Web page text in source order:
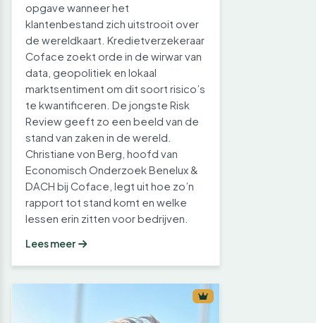
opgave wanneer het
klantenbestand zich uitstrooit over
de wereldkaart. Kredietverzekeraar
Coface zoekt orde in de wirwar van
data, geopolitiek en lokaal
marktsentiment om dit soort risico’s
te kwantificeren. De jongste Risk
Review geeft zo een beeld van de
stand van zaken in de wereld.
Christiane von Berg, hoofd van
Economisch Onderzoek Benelux &
DACH bij Coface, legt uit hoe zo’n
rapport tot stand komt en welke
lessen erin zitten voor bedrijven.
Lees meer